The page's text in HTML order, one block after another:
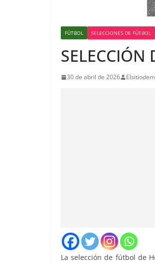
FÚTBOL SELECCIONES DE FÚTBOL
SELECCIÓN
30 de abril de 2026
La selección de fútbol de